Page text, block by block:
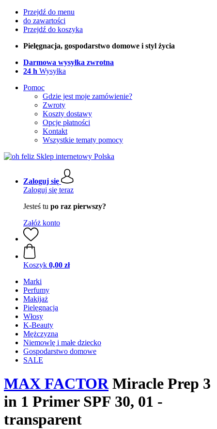
Przejdź do menu
do zawartości
Przejdź do koszyka
Pielęgnacja, gospodarstwo domowe i styl życia
Darmowa wysyłka zwrotna
24 h Wysyłka
Pomoc
Gdzie jest moje zamówienie?
Zwroty
Koszty dostawy
Opcje płatności
Kontakt
Wszystkie tematy pomocy
Zaloguj się
Zaloguj się teraz
Jesteś tu po raz pierwszy?
Załóż konto
Koszyk 0,00 zł
Marki
Perfumy
Makijaż
Pielęgnacja
Włosy
K-Beauty
Mężczyzna
Niemowlę i małe dziecko
Gospodarstwo domowe
SALE
MAX FACTORMiracle Prep 3
in 1 Primer SPF 30, 01 -
transparent